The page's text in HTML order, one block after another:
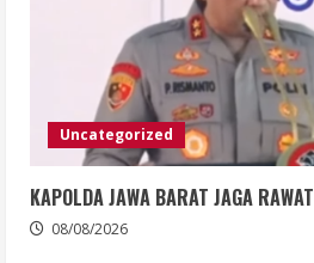
Uncategorized
KAPOLDA JAWA BARAT JAGA RAWAT
08/08/2026